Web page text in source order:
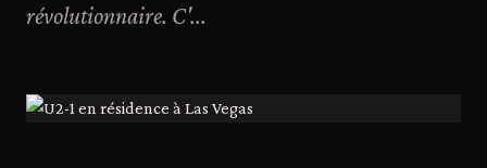
révolutionnaire. C'...